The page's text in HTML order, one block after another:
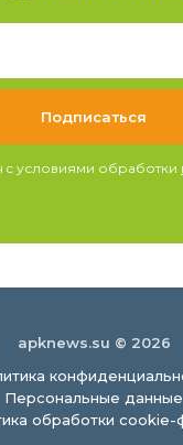
c условиями обработки
apknews.su © 2026
Персональные данные
обработки cookie-